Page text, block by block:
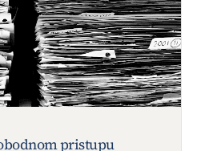
pristupu